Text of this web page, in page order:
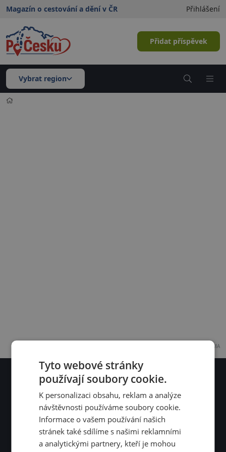
Magazín o cestování a dění v ČR Přihlášení
Přidat příspěvek
Vybrat region
REKLAMA
Odběr zajímavostí a tipů na výlety
Souhlasím sezpracováním osobních údajů
Přihlásit odběr
Sledujte nás na sítích
Tyto webové stránky
používají soubory cookie.
K personalizaci obsahu, reklam a analýze
návštěvnosti používáme soubory cookie.
Informace o vašem používání našich
stránek také sdílíme s našimi reklamními
a analytickými partnery, kteří je mohou